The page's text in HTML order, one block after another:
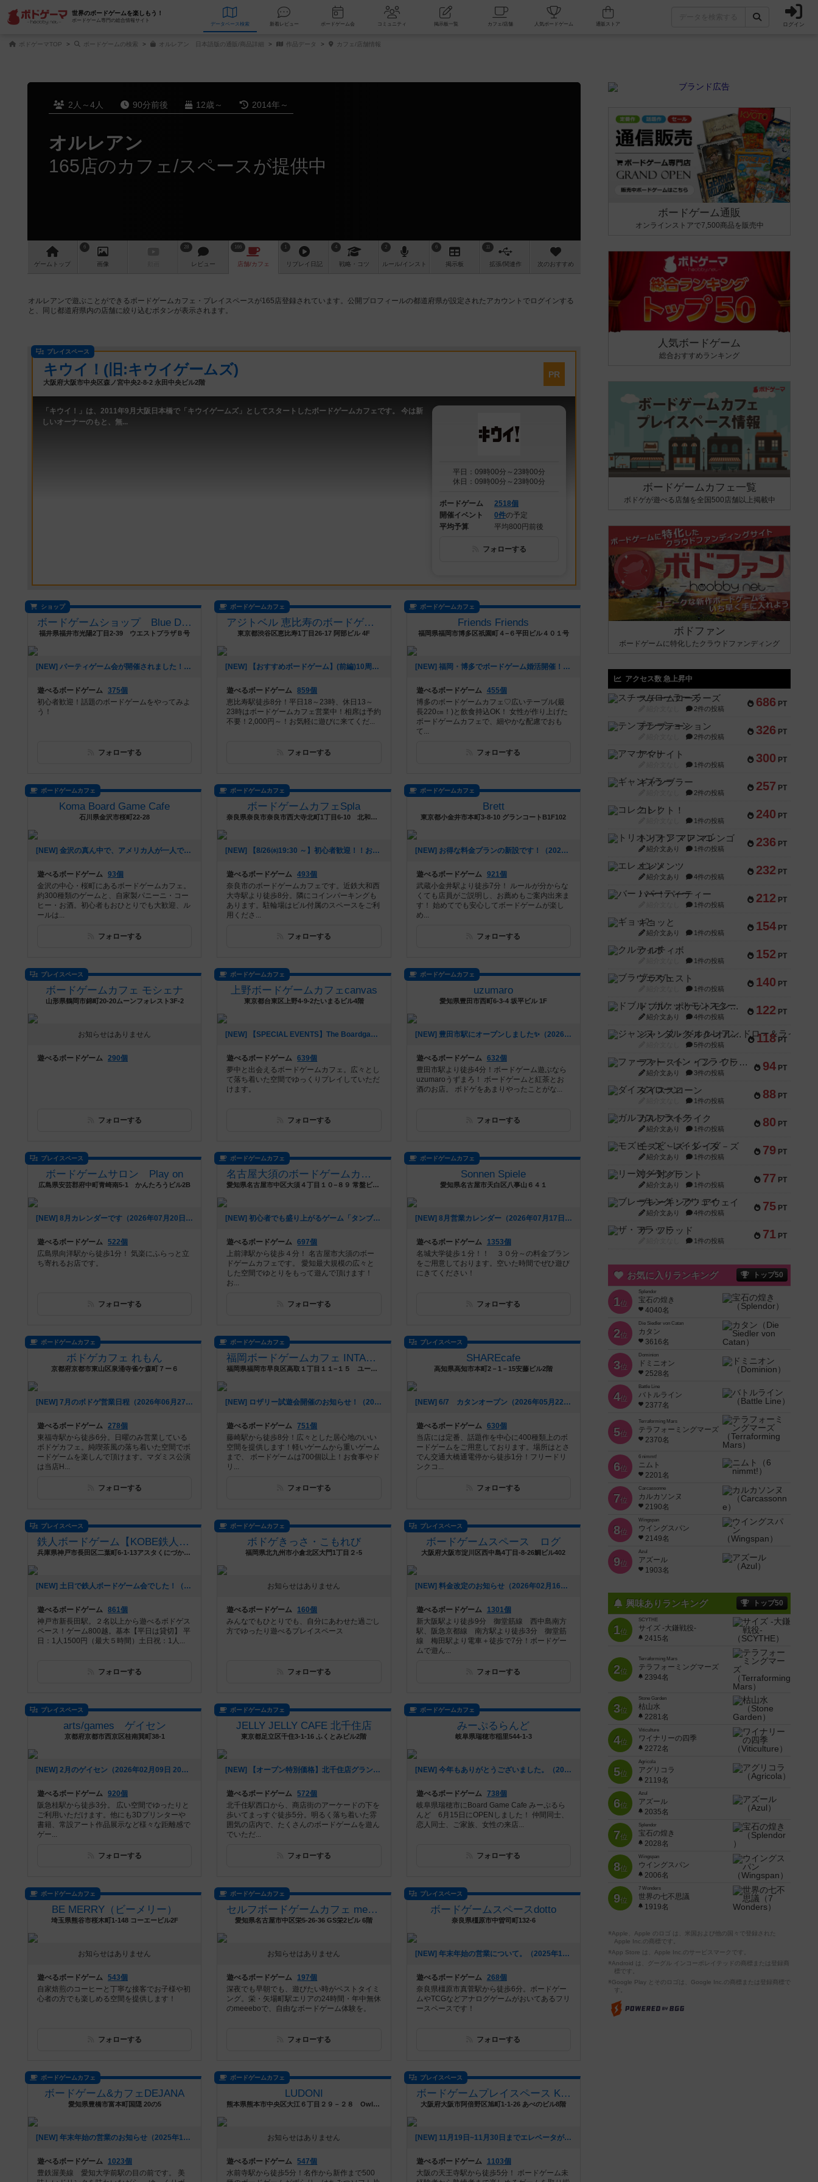
世界のボードゲームを楽しもう！
ボードゲーム専門の総合情報サイト
データベース 検索 新着レビュー ボードゲーム会 コミュニティ 掲示板一覧 カフェ/店舗 人気ボードゲーム ログイン
ボドゲーマTOP ボードゲームの検索 オルレアン 日本語版の通販/商品詳細 作品データ カフェ/店舗情報
2人～4人 90分前後 12歳～ 2014年～
オルレアン
165店のカフェ/スペースが提供中
ゲーム トップ
6
画像
28
レビュー
166
店舗/カフェ
1
リプレイ 日記
4
戦略 ・コツ
2
ルール/インスト
6
掲示板
11
拡張/関連作 次のおすすめ
オルレアンで遊ぶことができるボードゲームカフェ・プレイスペースが165店登録されています。公開プロフィールの都道府県が設定されたアカウントでログインする
と、同じ都道府県内の店舗に絞り込むボタンが表示されます。
プレイスペース
キウイ！(旧:キウイゲームズ)
大阪府大阪市中央区森ノ宮中央2-8-2 永田中央ビル2階
PR
「キウイ！」は、2011年9月大阪日本橋で「キウイゲームズ」としてスタートしたボードゲームカフェです。 今は新
しいオーナーのもと、無...
平日：09時00分～23時00分
休日：09時00分～23時00分
ボードゲーム
2518個
開催イベント
0件の予定
平均予算
平均800円前後
フォローする
ショップ
ボードゲームショップ Blue Dice
福井県福井市光陽2丁目2-39 ウエストプラザＢ号
[NEW] パーティゲーム会が開催されました！（2026年08月06日 20時08分）
遊べるボードゲーム 375個
初心者歓迎！話題のボードゲームをやってみよ
う！
フォローする
ボードゲームカフェ
アジトベル 恵比寿のボードゲームカフェ
東京都渋谷区恵比寿1丁目26-17 阿部ビル 4F
[NEW] 【おすすめボードゲーム】(前編)10周年企画！10年前から大活躍のボードゲーム【#163】をあげました（2026年08月06日 00時03分）
遊べるボードゲーム 859個
恵比寿駅徒歩8分！平日18～23時、休日13～
23時はボードゲームカフェ営業中！相席は予約
不要！2,000円～！お気軽に遊びに来てくだ...
フォローする
ボードゲームカフェ
Friends Friends
福岡県福岡市博多区祇園町４−６平田ビル４０１号
[NEW] 福岡・博多でボードゲーム婚活開催！8月29日㈰（2026年08月05日 16時55分）
遊べるボードゲーム 455個
博多のボードゲームカフェ♡広いテーブル(最
長220㎝！)と飲食持込OK！ 女性が作り上げた
ボードゲームカフェで、細やかな配慮でおも
て...
フォローする
ボードゲームカフェ
Koma Board Game Cafe
石川県金沢市桜町22-28
[NEW] 金沢の真ん中で、アメリカ人が一人でボードゲームカフェをやっています（2026年07月30日 20時56分）
遊べるボードゲーム 93個
金沢の中心・桜町にあるボードゲームカフェ。
約300種類のゲームと、自家製パニーニ・コー
ヒー・お酒。初心者もおひとりでも大歓迎、ル
ールは...
フォローする
ボードゲームカフェ
ボードゲームカフェSpla
奈良県奈良市奈良市西大寺北町1丁目6-10 北和ビル3階
[NEW] 【8/26㈬19:30 ～】初心者歓迎！！おいでやす♪軽ゲー会（2026年07月29日 19時38分）
遊べるボードゲーム 493個
奈良市のボードゲームカフェです。近鉄大和西
大寺駅より徒歩8分。隣にコインパーキングも
あります。駐輪場はビル付属のスペースをご利
用くださ...
フォローする
ボードゲームカフェ
Brett
東京都小金井市本町3-8-10 グランコートB1F102
[NEW] お得な料金プランの新設です！（2026年07月28日 14時15分）
遊べるボードゲーム 921個
武蔵小金井駅より徒歩7分！ ルールが分からな
くても店員がご説明し、お薦めもご案内出来ま
す！ 始めてでも安心してボードゲームが楽し
め...
フォローする
プレイスペース
ボードゲームカフェ モシェナ
山形県鶴岡市錦町20-20ムーンフォレスト3F-2
お知らせはありません
遊べるボードゲーム 290個
フォローする
ボードゲームカフェ
上野ボードゲームカフェcanvas
東京都台東区上野4-9-2たいまるビル4階
[NEW] 【SPECIAL EVENTS】The Boardgame Partyレポート｜canvas Girl's Day｜2026/7/24（2026年07月25日 22時12分）
遊べるボードゲーム 639個
夢中と出会えるボードゲームカフェ。広々とし
て落ち着いた空間でゆっくりプレイしていただ
けます。
フォローする
ボードゲームカフェ
uzumaro
愛知県豊田市西町6-3-4 坂平ビル 1F
[NEW] 豊田市駅にオープンしました✨（2026年07月24日 13時44分）
遊べるボードゲーム 632個
豊田市駅より徒歩4分！ボードゲーム遊ぶなら
uzumaroうずまろ！ ボードゲームと紅茶とお
酒のお店。 ボドゲをあまりやったことがな...
フォローする
プレイスペース
ボードゲームサロン Play on
広島県安芸郡府中町青崎南5-1 かんたろうビル2B
[NEW] 8月カレンダーです（2026年07月20日 21時16分）
遊べるボードゲーム 522個
広島県向洋駅から徒歩1分！ 気楽にふらっと立
ち寄れるお店です。
フォローする
ボードゲームカフェ
名古屋大須のボードゲームカフェ Board Game's
愛知県名古屋市中区大須４丁目１０−８９ 常盤ビル３階
[NEW] 初心者でも盛り上がるゲーム「タンブリンダイス」（2026年07月17日 14時05分）
遊べるボードゲーム 697個
上前津駅から徒歩４分！ 名古屋市大須のボー
ドゲームカフェです。 愛知最大規模の広々と
した空間でゆとりをもって遊んで頂けます！
お...
フォローする
ボードゲームカフェ
Sonnen Spiele
愛知県名古屋市天白区八事山６４１
[NEW] 8月営業カレンダー（2026年07月17日 13時19分）
遊べるボードゲーム
1353個
名城大学徒歩１分！！ ３０分～の料金プラン
をご用意しております。空いた時間でぜひ遊び
にきてください！
フォローする
ボードゲームカフェ
ボドゲカフェ れもん
京都府京都市東山区泉涌寺雀ケ森町７ー６
[NEW] 7月のボドゲ営業日程（2026年06月27日 15時15分）
遊べるボードゲーム 278個
東福寺駅から徒歩6分。日曜のみ営業している
ボドゲカフェ。純喫茶風の落ち着いた空間でボ
ードゲームを楽しんで頂けます。マダミス公演
は当店H...
フォローする
ボードゲームカフェ
福岡ボードゲームカフェ INTALES Cafe
福岡県福岡市早良区高取１丁目１１−１５ ユーテラス高取
[NEW] ロザリー試遊会開催のお知らせ！（2026年06月23日 05時02分）
遊べるボードゲーム 751個
藤崎駅から徒歩8分！広々とした居心地のいい
空間を提供します！軽いゲームから重いゲーム
まで、 ボードゲームは700個以上！お食事やド
リ...
フォローする
プレイスペース
SHAREcafe
高知県高知市本町2－1－15安藤ビル2階
[NEW] 6/7 カタンオープン（2026年05月22日 08時24分）
遊べるボードゲーム 630個
当店には定番、話題作を中心に400種類上のボ
ードゲームをご用意しております。場所はとさ
でん交通大橋通電停から徒歩1分！フリードリ
ンクコ...
フォローする
プレイスペース
鉄人ボードゲーム【KOBE鉄人三国志ギャラリー】
兵庫県神戸市長田区二葉町6-1-13アスタくにづか6番館東棟1階
[NEW] 土日で鉄人ボードゲーム会でした！（2026年04月07日 21時31分）
遊べるボードゲーム 861個
神戸市新長田駅。２名以上から遊べるボドゲス
ペース！ゲーム800越。基本【平日は貸切】 平
日：1人1500円（最大５時間）土日祝：1人...
フォローする
ボードゲームカフェ
ボドゲきっさ・こもれび
福岡県北九州市小倉北区大門1丁目２-5
お知らせはありません
遊べるボードゲーム
160個
みんなでもひとりでも、自分にあわせた過ごし
方でゆったり遊べるプレイスペース
フォローする
プレイスペース
ボードゲームスペース ログ
大阪府大阪市淀川区西中島4丁目-8-26鯛ビル402
[NEW] 料金改定のお知らせ（2026年02月16日 19時20分）
遊べるボードゲーム
1301個
新大阪駅より徒歩9分 御堂筋線 西中島南方
駅、阪急京都線 南方駅より徒歩3分 御堂筋
線 梅田駅より電車＋徒歩で7分！ボードゲー
ムで遊ん...
フォローする
プレイスペース
arts/games ゲイセン
京都府京都市西京区桂南巽町38-1
[NEW] 2月のゲイセン（2026年02月09日 20時36分）
遊べるボードゲーム 920個
阪急桂駅から徒歩3分。 広い空間でゆったりと
ご利用いただけます。他にも3Dプリンターや
書籍、常設アート作品展示など様々な距離感で
ゲー...
フォローする
ボードゲームカフェ
JELLY JELLY CAFE 北千住店
東京都足立区千住3-1-16 ふくとみビル2階
[NEW] 【オープン特別価格】北千住店グランドオープンとキャンペーンのご案内（2026年01月09日 14時39分）
遊べるボードゲーム 572個
北千住駅西口から、商店街のアーケードの下を
歩いてまっすぐ徒歩5分。明るく落ち着いた雰
囲気の店内で、たくさんのボードゲームを遊ん
でいただ...
フォローする
ボードゲームカフェ
みーぷるらんど
岐阜県瑞穂市稲里544-1-3
[NEW] 今年もありがとうございました。（2025年12月30日 23時47分）
遊べるボードゲーム 738個
岐阜県瑞穂市にBoard Game Cafe みーぷるら
んど 6月15日にOPENしました！ 仲間同士、
恋人同士、ご家族、女性の来店...
フォローする
ボードゲームカフェ
BE MERRY（ビーメリー）
埼玉県熊谷市桜木町1-148 コーエービル2F
お知らせはありません
遊べるボードゲーム 543個
自家焙煎のコーヒーと丁寧な接客でお子様や初
心者の方でも楽しめる空間を提供します！
フォローする
ボードゲームカフェ
セルフボードゲームカフェ meeebo
愛知県名古屋市中区栄5-26-36 GS栄2ビル 6階
お知らせはありません
遊べるボードゲーム
197個
深夜でも早朝でも、遊びたい時がベストタイミ
ング。栄・矢場町駅エリアの24時間・年中無休
のmeeeboで、自由なボードゲーム体験を。
フォローする
プレイスペース
ボードゲームスペースdotto
奈良県橿原市中曽司町132-6
[NEW] 年末年始の営業について。（2025年12月17日 11時22分）
遊べるボードゲーム 268個
奈良県橿原市真菅駅から徒歩6分。ボードゲー
ムやTCGなどアナログゲームがおいてあるフリ
ースペースです！
フォローする
ボードゲームカフェ
ボードゲーム&カフェDEJANA
愛知県豊橋市富本町国隠 20の5
[NEW] 年末年始の営業のお知らせ（2025年12月06日 14時31分）
遊べるボードゲーム
1023個
豊鉄渥美線 愛知大学前駅の目の前です。 美
ボードゲームカフェ
LUDONI
熊本県熊本市中央区大江６丁目２９－２８ Owl大江１０２
お知らせはありません
遊べるボードゲーム 547個
水前寺駅から徒歩5分！名作から新作まで500
プレイスペース
ボードゲームプレイスペース Kinked Tail
大阪府大阪市阿倍野区旭町1-1-26 あべのビル8階
[NEW] 11月19日~11月30日までエレベータが使えなくなります。（2025年10月20日 16時13分）
遊べるボードゲーム
1103個
大阪の天王寺駅から徒歩5分！ ボードゲーム未
ボードゲーム通販
オンラインストアで7,500商品を販売中
人気ボードゲーム
総合おすすめランキング
ボードゲームカフェ一覧
ボドゲが遊べる店舗を全国500店舗以上掲載中
ボドファン
ボードゲームに特化したクラウドファンディング
アクセス数 急上昇中
686 PT
スチームローラーズ
2件の投稿
326 PT
テンプテーション
2件の投稿
300 PT
アマナイト
1件の投稿
257 PT
ギャンブラー
2件の投稿
240 PT
コレクト！
1件の投稿
236 PT
トリオンフ ア マレンゴ
紹介文あり 1件の投稿
232 PT
エレメンツ
紹介文あり 4件の投稿
212 PT
バー！パーティー
1件の投稿
154 PT
ギョッと
紹介文あり 1件の投稿
152 PT
クルティボ
1件の投稿
140 PT
ブラヴェスト
1件の投稿
122 PT
ドブル：ポケットモンスター
紹介文あり 4件の投稿
118 PT
ジャンヌ・ダルク-オルレアン ドロー＆ライト
5件の投稿
94 PT
ファースト・イン・フライト
紹介文あり 3件の投稿
88 PT
ダイススローン
1件の投稿
80 PT
ガルフストライク
紹介文あり 1件の投稿
79 PT
モズビ－ズ・レイダ－ズ
紹介文あり 1件の投稿
77 PT
リー対グラント
紹介文あり 1件の投稿
75 PT
ブレーキング・アウェイ
紹介文あり 4件の投稿
71 PT
ザ・フラッド
1件の投稿
お気に入りランキング トップ50
1位
Splendor
宝石の煌き
4040名
2位
Die Siedler von Catan
カタン
3616名
3位
Dominion
ドミニオン
2528名
4位
Battle Line
バトルライン
2377名
5位
Terraforming Mars
テラフォーミングマーズ
2370名
6位
6 nimmt!
ニムト
2201名
7位
Carcassonne
カルカソンヌ
2190名
8位
Wingspan
ウイングスパン
2149名
9位
Azul
アズール
1903名
興味ありランキング トップ50
1位
SCYTHE
サイズ -大鎌戦役-
2415名
2位
Terraforming Mars
テラフォーミングマーズ
2394名
3位
Stone Garden
枯山水
2281名
4位
Viticulture
ワイナリーの四季
2272名
5位
Agricola
アグリコラ
2119名
6位
Azul
アズール
2035名
7位
Splendor
宝石の煌き
2028名
8位
Wingspan
ウイングスパン
2006名
9位
7 Wonders
世界の七不思議
1919名
※Apple、Apple のロゴ は、米国および他の国々で登録された
Apple Inc.の商標です。
※App Store は、Apple Inc.のサービスマークです。
※Android は、グーグル インコーポレイテッドの商標または登録商
標です。
※Google Play とそのロゴは、Google Inc.の商標または登録商標で
す。